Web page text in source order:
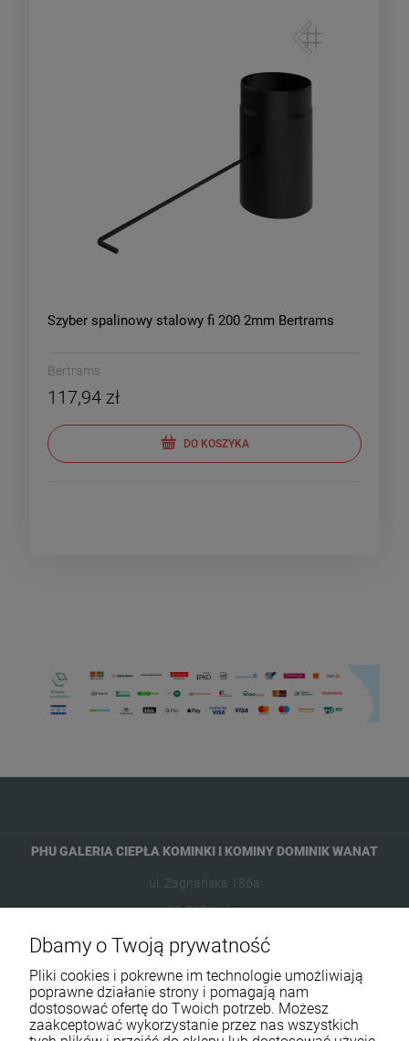
Szyber spalinowy stalowy fi 200 2mm Bertrams
Bertrams
117,94 zł
DO KOSZYKA
PHU GALERIA CIEPŁA KOMINKI I KOMINY DOMINIK WANAT
ul. Zagnańska 186a
25-563 Kielce
601954074
biuro@ikominki.pl
Pomoc
Dbamy o Twoją prywatność
Pliki cookies i pokrewne im technologie umożliwiają
poprawne działanie strony i pomagają nam
dostosować ofertę do Twoich potrzeb. Możesz
zaakceptować wykorzystanie przez nas wszystkich